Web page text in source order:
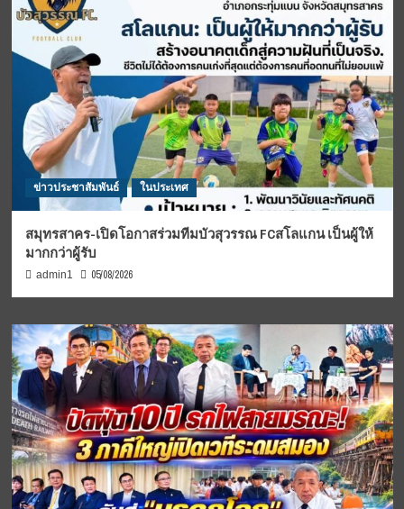
ข่าวประชาสัมพันธ์ ในประเทศ
สมุทรสาคร-เปิดโอกาสร่วมทีมบัวสุวรรณ FCสโลแกน เป็นผู้ให้
มากกว่าผู้รับ
admin1 05/08/2026